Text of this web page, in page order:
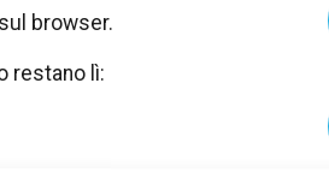
browser.
restano lì: